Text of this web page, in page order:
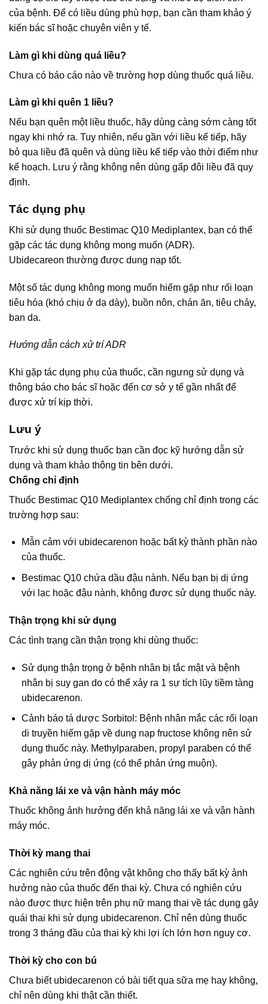
của bệnh. Để có liều dùng phù hợp, bạn cần tham khảo ý
kiến bác sĩ hoặc chuyên viên y tế.
Làm gì khi dùng quá liều?
Chưa có báo cáo nào về trường hợp dùng thuốc quá liều.
Làm gì khi quên 1 liều?
Nếu bạn quên một liều thuốc, hãy dùng càng sớm càng tốt
ngay khi nhớ ra. Tuy nhiên, nếu gần với liều kế tiếp, hãy
bỏ qua liều đã quên và dùng liều kế tiếp vào thời điểm như
kế hoạch. Lưu ý rằng không nên dùng gấp đôi liều đã quy
định.
Tác dụng phụ
Khi sử dụng thuốc Bestimac Q10 Mediplantex, bạn có thể
gặp các tác dụng không mong muốn (ADR).
Ubidecareon thường được dung nạp tốt.
Một số tác dụng không mong muốn hiếm gặp như rối loạn
tiêu hóa (khó chịu ở dạ dày), buồn nôn, chán ăn, tiêu chảy,
ban da.
Hướng dẫn cách xử trí ADR
Khi gặp tác dụng phụ của thuốc, cần ngưng sử dụng và
thông báo cho bác sĩ hoặc đến cơ sở y tế gần nhất để
được xử trí kịp thời.
Lưu ý
Trước khi sử dụng thuốc bạn cần đọc kỹ hướng dẫn sử
dụng và tham khảo thông tin bên dưới.
Chống chỉ định
Thuốc Bestimac Q10 Mediplantex chống chỉ định trong các
trường hợp sau:
Mẫn cảm với ubidecarenon hoặc bất kỳ thành phần nào
của thuốc.
Bestimac Q10 chứa dầu đậu nành. Nếu bạn bị dị ứng
với lạc hoặc đậu nành, không được sử dụng thuốc này.
Thận trọng khi sử dụng
Các tình trạng cần thận trọng khi dùng thuốc:
Sử dụng thận trọng ở bệnh nhân bị tắc mật và bệnh
nhân bị suy gan do có thể xảy ra 1 sự tích lũy tiềm tàng
ubidecarenon.
Cảnh báo tá dược Sorbitol: Bệnh nhân mắc các rối loạn
di truyền hiếm gặp về dung nạp fructose không nên sử
dụng thuốc này. Methylparaben, propyl paraben có thể
gây phản ứng dị ứng (có thể phản ứng muộn).
Khả năng lái xe và vận hành máy móc
Thuốc không ảnh hưởng đến khả năng lái xe và vận hành
máy móc.
Thời kỳ mang thai
Các nghiên cứu trên động vật không cho thấy bất kỳ ảnh
hưởng nào của thuốc đến thai kỳ. Chưa có nghiên cứu
nào được thực hiện trên phụ nữ mang thai về tác dụng gây
quái thai khi sử dụng ubidecarenon. Chỉ nên dùng thuốc
trong 3 tháng đầu của thai kỳ khi lợi ích lớn hơn nguy cơ.
Thời kỳ cho con bú
Chưa biết ubidecarenon có bài tiết qua sữa mẹ hay không,
chỉ nên dùng khi thật cần thiết.